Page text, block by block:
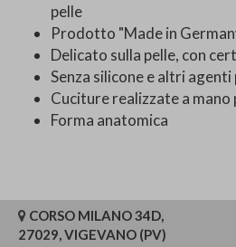
pelle
Prodotto "Made in
Delicato sulla pelle, con
Senza silicone e altri
Cuciture realizzate a
Forma anatomica
CORSO MILANO 34D,
27029, VIGEVANO (PV)